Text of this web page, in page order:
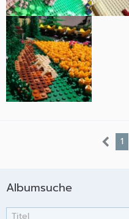
1
Albumsuche